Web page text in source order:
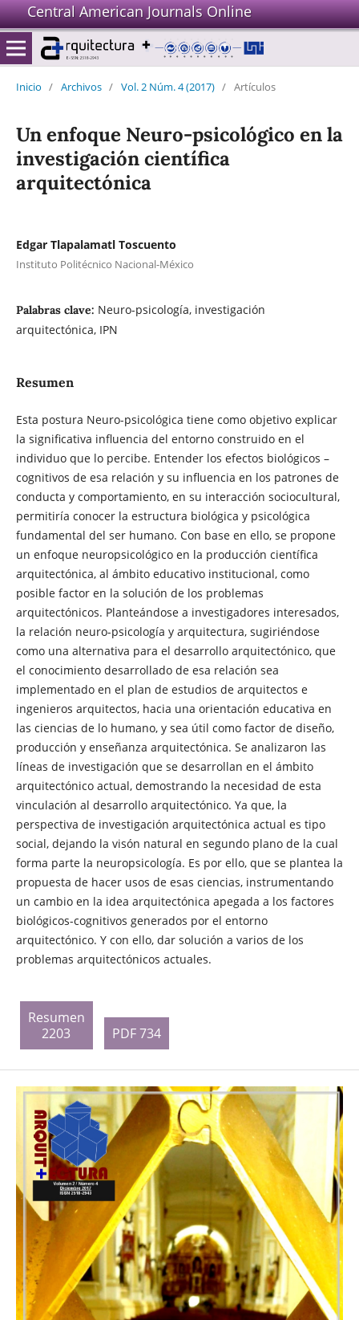
Central American Journals Online
Inicio / Archivos / Vol. 2 Núm. 4 (2017) / Artículos
Un enfoque Neuro-psicológico en la
investigación científica
arquitectónica
Edgar Tlapalamatl Toscuento
Instituto Politécnico Nacional-México
Palabras clave: Neuro-psicología, investigación
arquitectónica, IPN
Resumen
Esta postura Neuro-psicológica tiene como objetivo explicar
la significativa influencia del entorno construido en el
individuo que lo percibe. Entender los efectos biológicos –
cognitivos de esa relación y su influencia en los patrones de
conducta y comportamiento, en su interacción sociocultural,
permitiría conocer la estructura biológica y psicológica
fundamental del ser humano. Con base en ello, se propone
un enfoque neuropsicológico en la producción científica
arquitectónica, al ámbito educativo institucional, como
posible factor en la solución de los problemas
arquitectónicos. Planteándose a investigadores interesados,
la relación neuro-psicología y arquitectura, sugiriéndose
como una alternativa para el desarrollo arquitectónico, que
el conocimiento desarrollado de esa relación sea
implementado en el plan de estudios de arquitectos e
ingenieros arquitectos, hacia una orientación educativa en
las ciencias de lo humano, y sea útil como factor de diseño,
producción y enseñanza arquitectónica. Se analizaron las
líneas de investigación que se desarrollan en el ámbito
arquitectónico actual, demostrando la necesidad de esta
vinculación al desarrollo arquitectónico. Ya que, la
perspectiva de investigación arquitectónica actual es tipo
social, dejando la visón natural en segundo plano de la cual
forma parte la neuropsicología. Es por ello, que se plantea la
propuesta de hacer usos de esas ciencias, instrumentando
un cambio en la idea arquitectónica apegada a los factores
biológicos-cognitivos generados por el entorno
arquitectónico. Y con ello, dar solución a varios de los
problemas arquitectónicos actuales.
Resumen
2203
PDF 734